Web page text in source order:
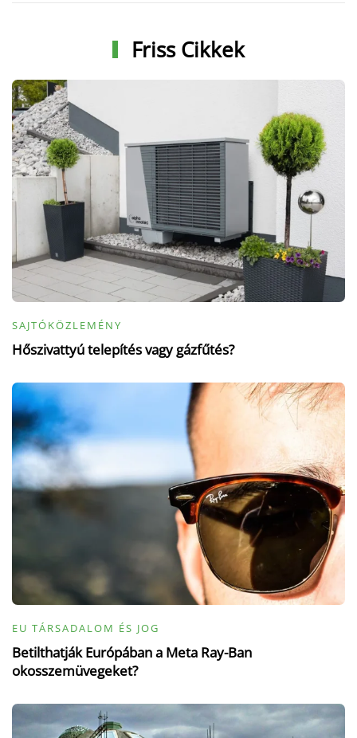
Friss Cikkek
SAJTÓKÖZLEMÉNY
Hőszivattyú telepítés vagy gázfűtés?
EU TÁRSADALOM ÉS JOG
Betilthatják Európában a Meta Ray-Ban
okosszemüvegeket?